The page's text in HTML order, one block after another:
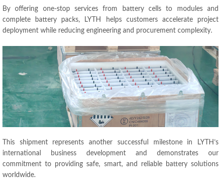
By offering one-stop services from battery cells to modules and
complete battery packs,
LYTH helps customers accelerate project
deployment while reducing engineering and procurement complexity.
This shipment represents another successful milestone in LYTH’s
international business development and demonstrates our
commitment to providing safe, smart, and reliable battery solutions
worldwide.